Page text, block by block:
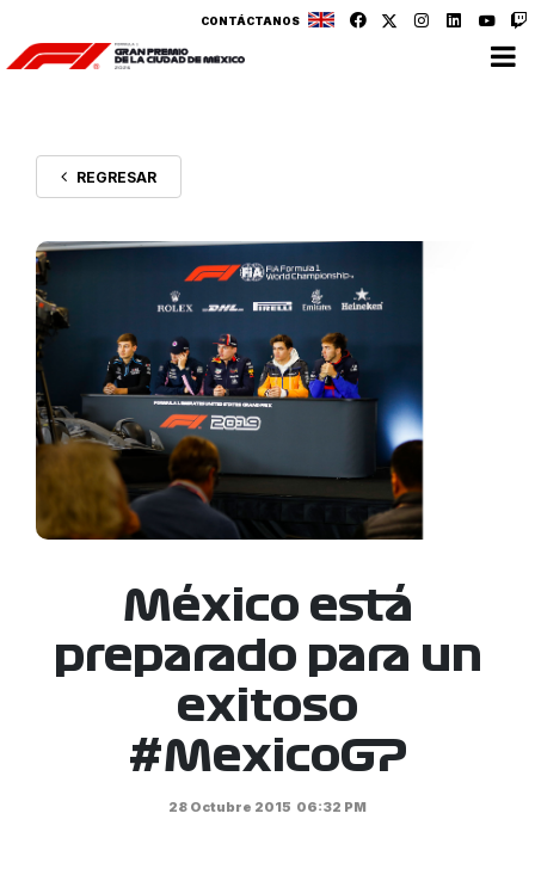
CONTÁCTANOS
REGRESAR
México está
preparado para un
exitoso
#MexicoGP
28 Octubre 2015 06:32 PM